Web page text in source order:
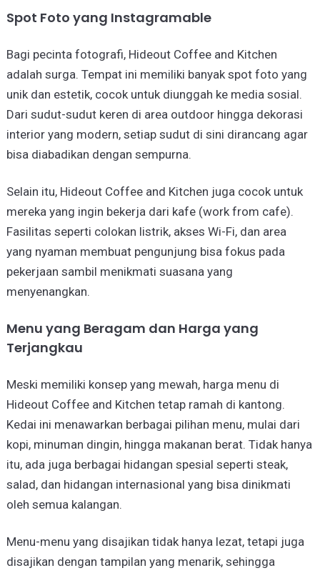
Spot Foto yang Instagramable
Bagi pecinta fotografi, Hideout Coffee and Kitchen
adalah surga. Tempat ini memiliki banyak spot foto yang
unik dan estetik, cocok untuk diunggah ke media sosial.
Dari sudut-sudut keren di area outdoor hingga dekorasi
interior yang modern, setiap sudut di sini dirancang agar
bisa diabadikan dengan sempurna.
Selain itu, Hideout Coffee and Kitchen juga cocok untuk
mereka yang ingin bekerja dari kafe (work from cafe).
Fasilitas seperti colokan listrik, akses Wi-Fi, dan area
yang nyaman membuat pengunjung bisa fokus pada
pekerjaan sambil menikmati suasana yang
menyenangkan.
Menu yang Beragam dan Harga yang
Terjangkau
Meski memiliki konsep yang mewah, harga menu di
Hideout Coffee and Kitchen tetap ramah di kantong.
Kedai ini menawarkan berbagai pilihan menu, mulai dari
kopi, minuman dingin, hingga makanan berat. Tidak hanya
itu, ada juga berbagai hidangan spesial seperti steak,
salad, dan hidangan internasional yang bisa dinikmati
oleh semua kalangan.
Menu-menu yang disajikan tidak hanya lezat, tetapi juga
disajikan dengan tampilan yang menarik, sehingga